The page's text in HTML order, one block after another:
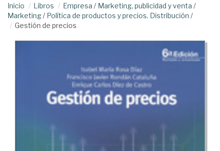
Inicio Libros Empresa / Marketing, publicidad y venta /
Marketing/ Política de productos y precios. Distribución /
Gestión de precios